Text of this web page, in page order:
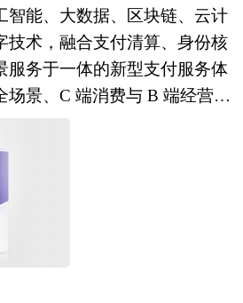
研普华咨询公司领衔撰写，在
基础上，主要依据了国家统计
家发改委、国家经济信息中
心、全国商业信息中心、中
的基础信息以及专业研究单位
资料。对全球及国内打印设备
分析，是企业进行市场研究工
参考资料，同时也可作为金融
证券分析、投资分析等研究工
处理多语种咨询，甚至能通过
绪，自动触发个性化补偿机
助预测性分析优化库存水平，
实现从选品、研发、营销到
动电商行业从“流量搬运”转
底层分发逻辑也从传统的“流
抽佣”模式转变，流量分发权
到AI模型手中。这一转变不仅
级，更是生产要素与分配逻辑
电子商务正从“信息化工
攻坚期。在需求侧，全球5G
盖与价值变现阶段，5G-A技
向垂直行业的专网应用与网络
算力网络、全光网络、确定性
投资持续加码；低轨卫星互联
轮空间通信基础设施竞赛。在
垒与资金壁垒持续抬高，基站
核心路由器等关键领域的技术
时，地缘政治因素对全球供应
生深远影响，主要经济体将通
升至战略高度，本土化采购
智能、大数据、区块链、云计
技术，融合支付清算、身份核
服务于一体的新型支付服务体
场景、C 端消费与 B 端经营全
态。作为数字经济的核心基础
要载体，智慧支付贯通零售、
供应链等国民经济关键领域，
安全技术与数据服务供给，中
算组织与技术解决方案服务
户与海量用户，是 “十五五”